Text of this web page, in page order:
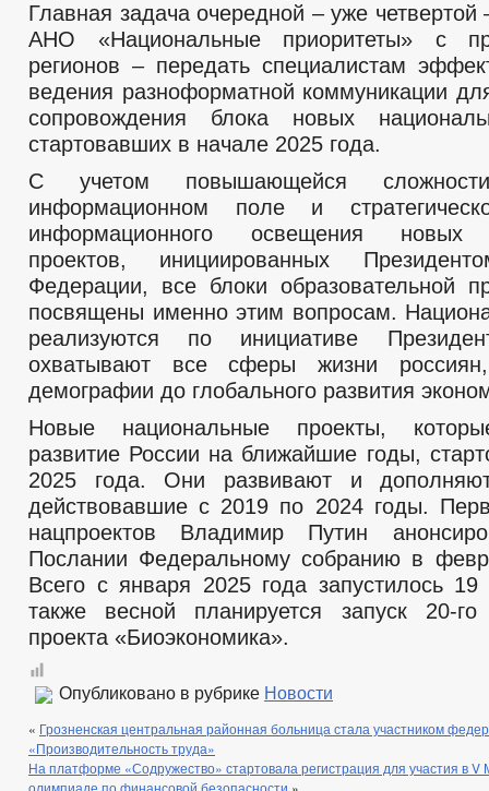
Главная задача очередной – уже четвертой
АНО «Национальные приоритеты» с
регионов – передать специалистам
ведения разноформатной коммуникации
сопровождения блока новых
стартовавших в начале 2025 года.
С учетом повышающейся
информационном поле и
информационного освещения новых
проектов, инициированных
Федерации, все блоки образовательной
посвящены именно этим вопросам.
реализуются по инициативе
охватывают все сферы жизни
демографии до глобального развития
Новые национальные проекты,
развитие России на ближайшие годы,
2025 года. Они развивают и
действовавшие с 2019 по 2024 годы.
нацпроектов Владимир Путин
Послании Федеральному собранию в
Всего с января 2025 года запустилось 19
также весной планируется запуск 20-го
проекта «Биоэкономика».
Опубликовано в рубрике Новости
« Грозненская центральная районная больница стала участником
«Производительность труда»
На платформе «Содружество» стартовала регистрация для участия в
олимпиаде по финансовой безопасности »